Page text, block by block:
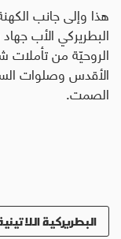
هذا وإلى جانب
البطريركي الأب
الروحيّة من تأملات
الأقدس وصلوات
الصمت.
البطريركية